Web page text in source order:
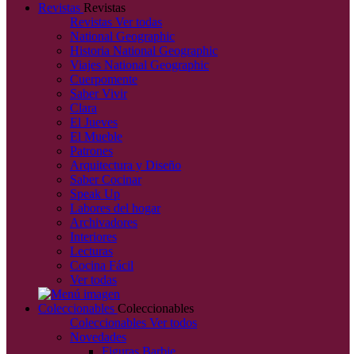
Revistas Revistas
Revistas Ver todas
National Geographic
Historia National Geographic
Viajes National Geographic
Cuerpomente
Saber Vivir
Clara
El Jueves
El Mueble
Patrones
Arquitectura y Diseño
Saber Cocinar
Speak Up
Labores del hogar
Archivadores
Interiores
Lecturas
Cocina Fácil
Ver todas
Coleccionables Coleccionables
Coleccionables Ver todos
Novedades
Figuras Barbie